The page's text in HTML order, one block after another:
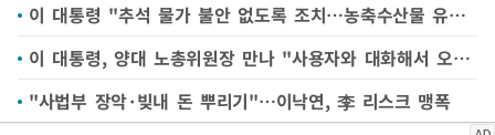
이 대통령 "추석 물가 불안 없도록 조치…농축수산물 유통구조 개혁해야"
이 대통령, 양대 노총위원장 만나 "사용자와 대화해서 오해 풀어야"
"사법부 장악·빚내 돈 뿌리기"…이낙연, 李 리스크 맹폭